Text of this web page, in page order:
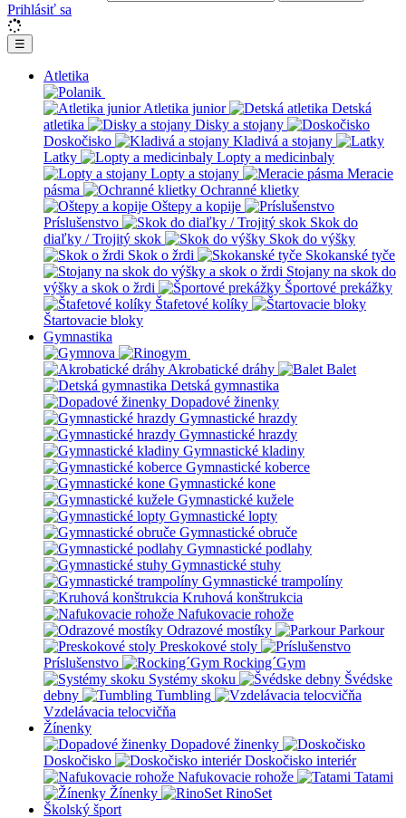
Prihlásiť sa
☰
Atletika
Atletika junior
Detská
atletika
Disky a stojany
Doskočisko
Kladivá a stojany
Latky
Lopty a medicinbaly
Lopty a stojany
Meracie
pásma
Ochranné klietky
Oštepy a kopije
Príslušenstvo
Skok do
diaľky / Trojitý skok
Skok do výšky
Skok o žrdi
Skokanské tyče
Stojany na skok do
výšky a skok o žrdi
Športové prekážky
Štafetové kolíky
Štartovacie bloky
Gymnastika
Akrobatické dráhy
Balet
Detská gymnastika
Dopadové žinenky
Gymnastické hrazdy
Gymnastické hrazdy
Gymnastické kladiny
Gymnastické koberce
Gymnastické kone
Gymnastické kužele
Gymnastické lopty
Gymnastické obruče
Gymnastické podlahy
Gymnastické stuhy
Gymnastické trampolíny
Kruhová konštrukcia
Nafukovacie rohože
Odrazové mostíky
Parkour
Preskokové stoly
Príslušenstvo
Rocking´Gym
Systémy skoku
Švédske
debny
Tumbling
Vzdelávacia telocvičňa
Žínenky
Dopadové žinenky
Doskočisko
Doskočisko interiér
Nafukovacie rohože
Tatami
Žínenky
RinoSet
Školský šport